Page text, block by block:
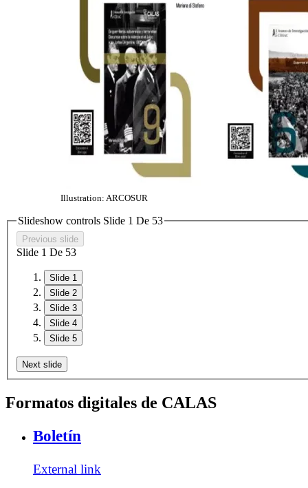
Illustration: ARCOSUR
Slideshow controls Slide 1 De 53
Previous slide
Slide 1 De 53
Slide 1
Slide 2
Slide 3
Slide 4
Slide 5
Next slide
Formatos digitales de CALAS
Boletín
External link